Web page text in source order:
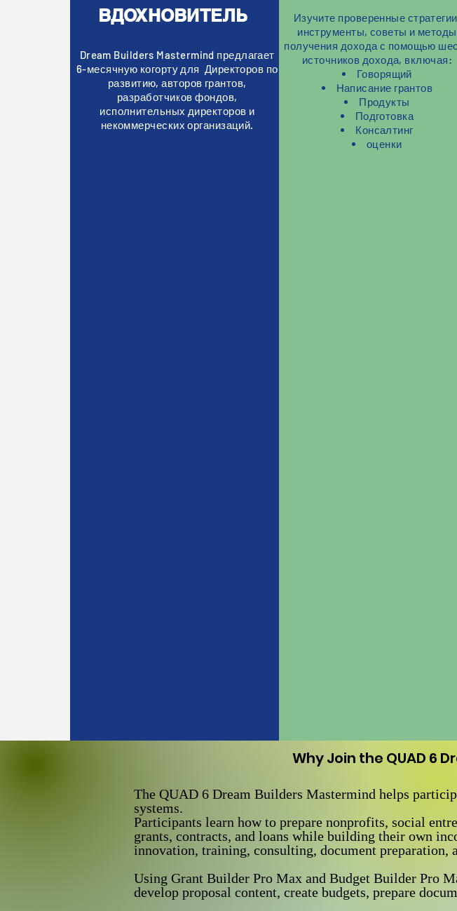
ВДОХНОВИТЕЛЬ
Dream Builders Mastermind предлагает
6-месячную когорту для Директоров по
развитию, авторов грантов,
разработчиков фондов,
исполнительных директоров и
некоммерческих организаций.
Изучите проверенные
инструменты, советы и методы
получения дохода с помощью
источников дохода, включая:
Говорящий
Написание грантов
Продукты
Подготовка
Консалтинг
оценки
Why Join the QUAD 6
The QUAD 6 Dream Builders Mastermind helps
systems.
Participants learn how to prepare nonprofits, social
grants, contracts, and loans while building their own
innovation, training, consulting, document preparation,
Using Grant Builder Pro Max and Budget Builder Pro
develop proposal content, create budgets, prepare